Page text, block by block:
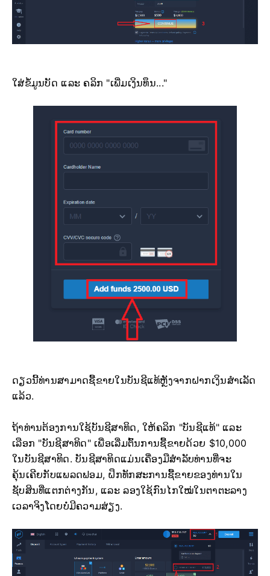
ໃສ່ຂໍ້ມູນບັດ ແລະ ຄລິກ "ເພີ່ມເງິນທຶນ..."
ດຽວນີ້ທ່ານສາມາດຊື້ຂາຍໃນບັນຊີແທ້ຫຼັງຈາກຝາກເງິນສຳເລັດ
ແລ້ວ.
ຖ້າທ່ານຕ້ອງການໃຊ້ບັນຊີສາທິດ, ໃຫ້ຄລິກ "ບັນຊີແທ້" ແລະ
ເລືອກ "ບັນຊີສາທິດ" ເພື່ອເລີ່ມຕົ້ນການຊື້ຂາຍດ້ວຍ $10,000
ໃນບັນຊີສາທິດ. ບັນຊີສາທິດແມ່ນເຄື່ອງມືສຳລັບທ່ານທີ່ຈະ
ຄຸ້ນເຄີຍກັບແພລດຟອມ, ຝຶກທັກສະການຊື້ຂາຍຂອງທ່ານໃນ
ຊັບສິນທີ່ແຕກຕ່າງກັນ, ແລະ ລອງໃຊ້ກົນໄກໃໝ່ໃນຕາຕະລາງ
ເວລາຈິງໂດຍບໍ່ມີຄວາມສ່ຽງ.